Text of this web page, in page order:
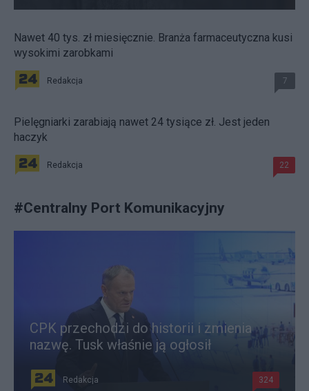
Nawet 40 tys. zł miesięcznie. Branża farmaceutyczna kusi
wysokimi zarobkami
Redakcja 7
Pielęgniarki zarabiają nawet 24 tysiące zł. Jest jeden
haczyk
Redakcja 22
#Centralny Port Komunikacyjny
CPK przechodzi do historii i zmienia
nazwę. Tusk właśnie ją ogłosił
Redakcja 324